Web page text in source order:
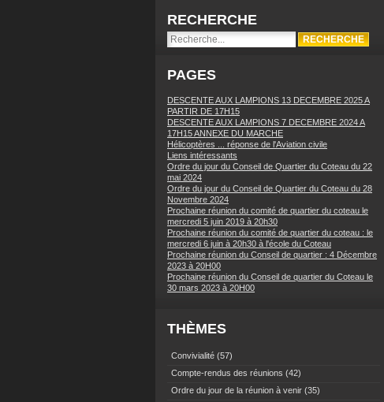
RECHERCHE
PAGES
DESCENTE AUX LAMPIONS 13 DECEMBRE 2025 A
PARTIR DE 17H15
DESCENTE AUX LAMPIONS 7 DECEMBRE 2024 A
17H15 ANNEXE DU MARCHE
Hélicoptères ... réponse de l'Aviation civile
Liens intéressants
Ordre du jour du Conseil de Quartier du Coteau du 22
mai 2024
Ordre du jour du Conseil de Quartier du Coteau du 28
Novembre 2024
Prochaine réunion du comité de quartier du coteau le
mercredi 5 juin 2019 à 20h30
Prochaine réunion du comité de quartier du coteau : le
mercredi 6 juin à 20h30 à l'école du Coteau
Prochaine réunion du Conseil de quartier : 4 Décembre
2023 à 20H00
Prochaine réunion du Conseil de quartier du Coteau le
30 mars 2023 à 20H00
THÈMES
Convivialité (57)
Compte-rendus des réunions (42)
Ordre du jour de la réunion à venir (35)